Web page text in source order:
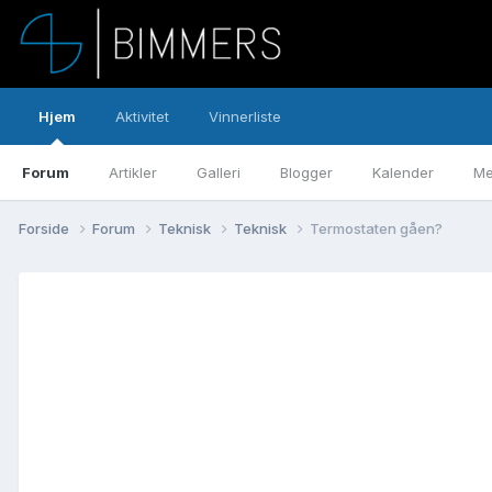
Hjem
Forum Artikler Galleri Blogger Kalender
Aktivitet Vinnerliste
Forside Forum Teknisk Teknisk Termostaten gåen?